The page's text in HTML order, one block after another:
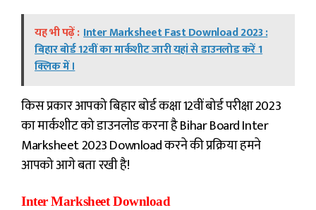
यह भी पढ़ें :Inter Marksheet Fast Download 2023 :
बिहार बोर्ड 12वीं का मार्कशीट जारी यहां से डाउनलोड करें 1
क्लिक में ।
किस प्रकार आपको बिहार बोर्ड कक्षा 12वीं बोर्ड परीक्षा 2023
का मार्कशीट को डाउनलोड करना है Bihar Board Inter
Marksheet 2023 Download करने की प्रक्रिया हमने
आपको आगे बता रखी है!
Inter Marksheet Download